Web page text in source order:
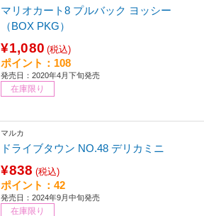
マリオカート8 プルバック ヨッシー
（BOX PKG）
¥1,080 (税込)
ポイント：108
発売日：2020年4月下旬発売
在庫限り
マルカ
ドライブタウン NO.48 デリカミニ
¥838 (税込)
ポイント：42
発売日：2024年9月中旬発売
在庫限り